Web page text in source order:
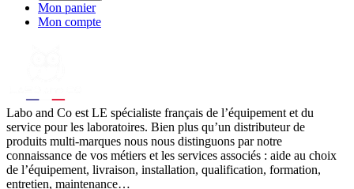
Mon panier
Mon compte
Labo and Co est LE spécialiste français de l’équipement et du
service pour les laboratoires. Bien plus qu’un distributeur de
produits multi-marques nous nous distinguons par notre
connaissance de vos métiers et les services associés : aide au choix
de l’équipement, livraison, installation, qualification, formation,
entretien, maintenance…